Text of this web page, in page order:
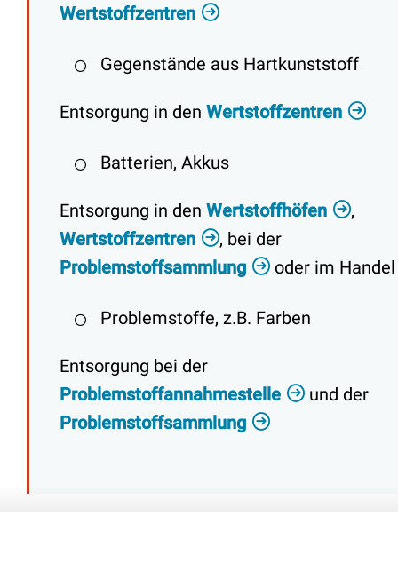
Wertstoffzentren
Gegenstände aus Hartkunststoff
Entsorgung in den Wertstoffzentren
Batterien, Akkus
Entsorgung in den Wertstoffhöfen
,
Wertstoffzentren
, bei der
Problemstoffsammlung
oder im Handel
Problemstoffe, z.B. Farben
Entsorgung bei der
Problemstoffannahmestelle
und der
Problemstoffsammlung